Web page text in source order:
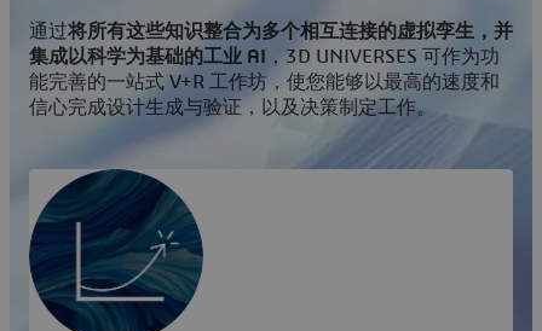
通过将所有这些知识整合为多个相互连接的虚拟孪生，并
集成以科学为基础的工业 AI ，3D UNIVERSES 可作为功
能完善的一站式 V+R 工作坊，使您能够以最高的速度和
信心完成设计生成与验证，以及决策制定工作。